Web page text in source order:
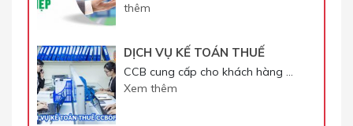
thêm
DỊCH VỤ KẾ TOÁN THUẾ
CCB cung cấp cho khách hàng …
Xem thêm